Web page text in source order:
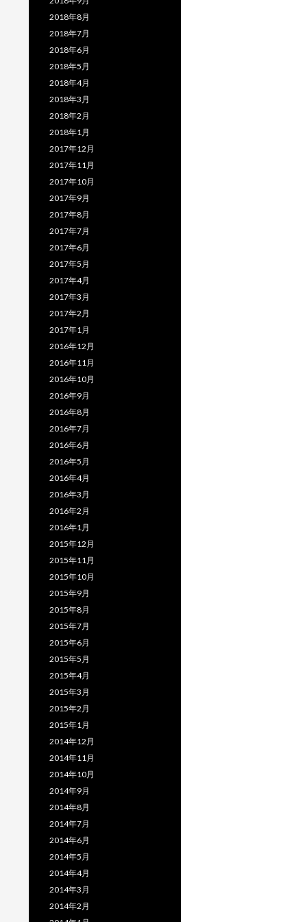
2018年8月
2018年7月
2018年6月
2018年5月
2018年4月
2018年3月
2018年2月
2018年1月
2017年12月
2017年11月
2017年10月
2017年9月
2017年8月
2017年7月
2017年6月
2017年5月
2017年4月
2017年3月
2017年2月
2017年1月
2016年12月
2016年11月
2016年10月
2016年9月
2016年8月
2016年7月
2016年6月
2016年5月
2016年4月
2016年3月
2016年2月
2016年1月
2015年12月
2015年11月
2015年10月
2015年9月
2015年8月
2015年7月
2015年6月
2015年5月
2015年4月
2015年3月
2015年2月
2015年1月
2014年12月
2014年11月
2014年10月
2014年9月
2014年8月
2014年7月
2014年6月
2014年5月
2014年4月
2014年3月
2014年2月